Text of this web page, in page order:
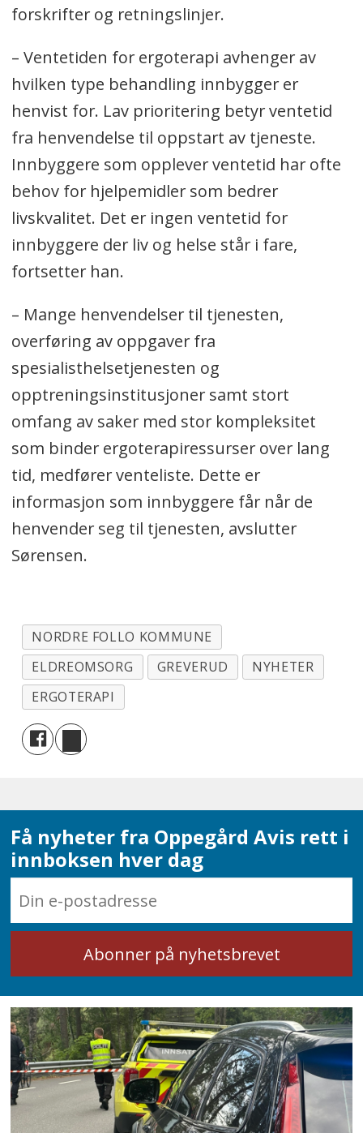
forskrifter og retningslinjer.
– Ventetiden for ergoterapi avhenger av
hvilken type behandling innbygger er
henvist for. Lav prioritering betyr ventetid
fra henvendelse til oppstart av tjeneste.
Innbyggere som opplever ventetid har ofte
behov for hjelpemidler som bedrer
livskvalitet. Det er ingen ventetid for
innbyggere der liv og helse står i fare,
fortsetter han.
– Mange henvendelser til tjenesten,
overføring av oppgaver fra
spesialisthelsetjenesten og
opptreningsinstitusjoner samt stort
omfang av saker med stor kompleksitet
som binder ergoterapiressurser over lang
tid, medfører venteliste. Dette er
informasjon som innbyggere får når de
henvender seg til tjenesten, avslutter
Sørensen.
NORDRE FOLLO KOMMUNE
ELDREOMSORG
GREVERUD
NYHETER
ERGOTERAPI
Få nyheter fra Oppegård Avis rett i
innboksen hver dag